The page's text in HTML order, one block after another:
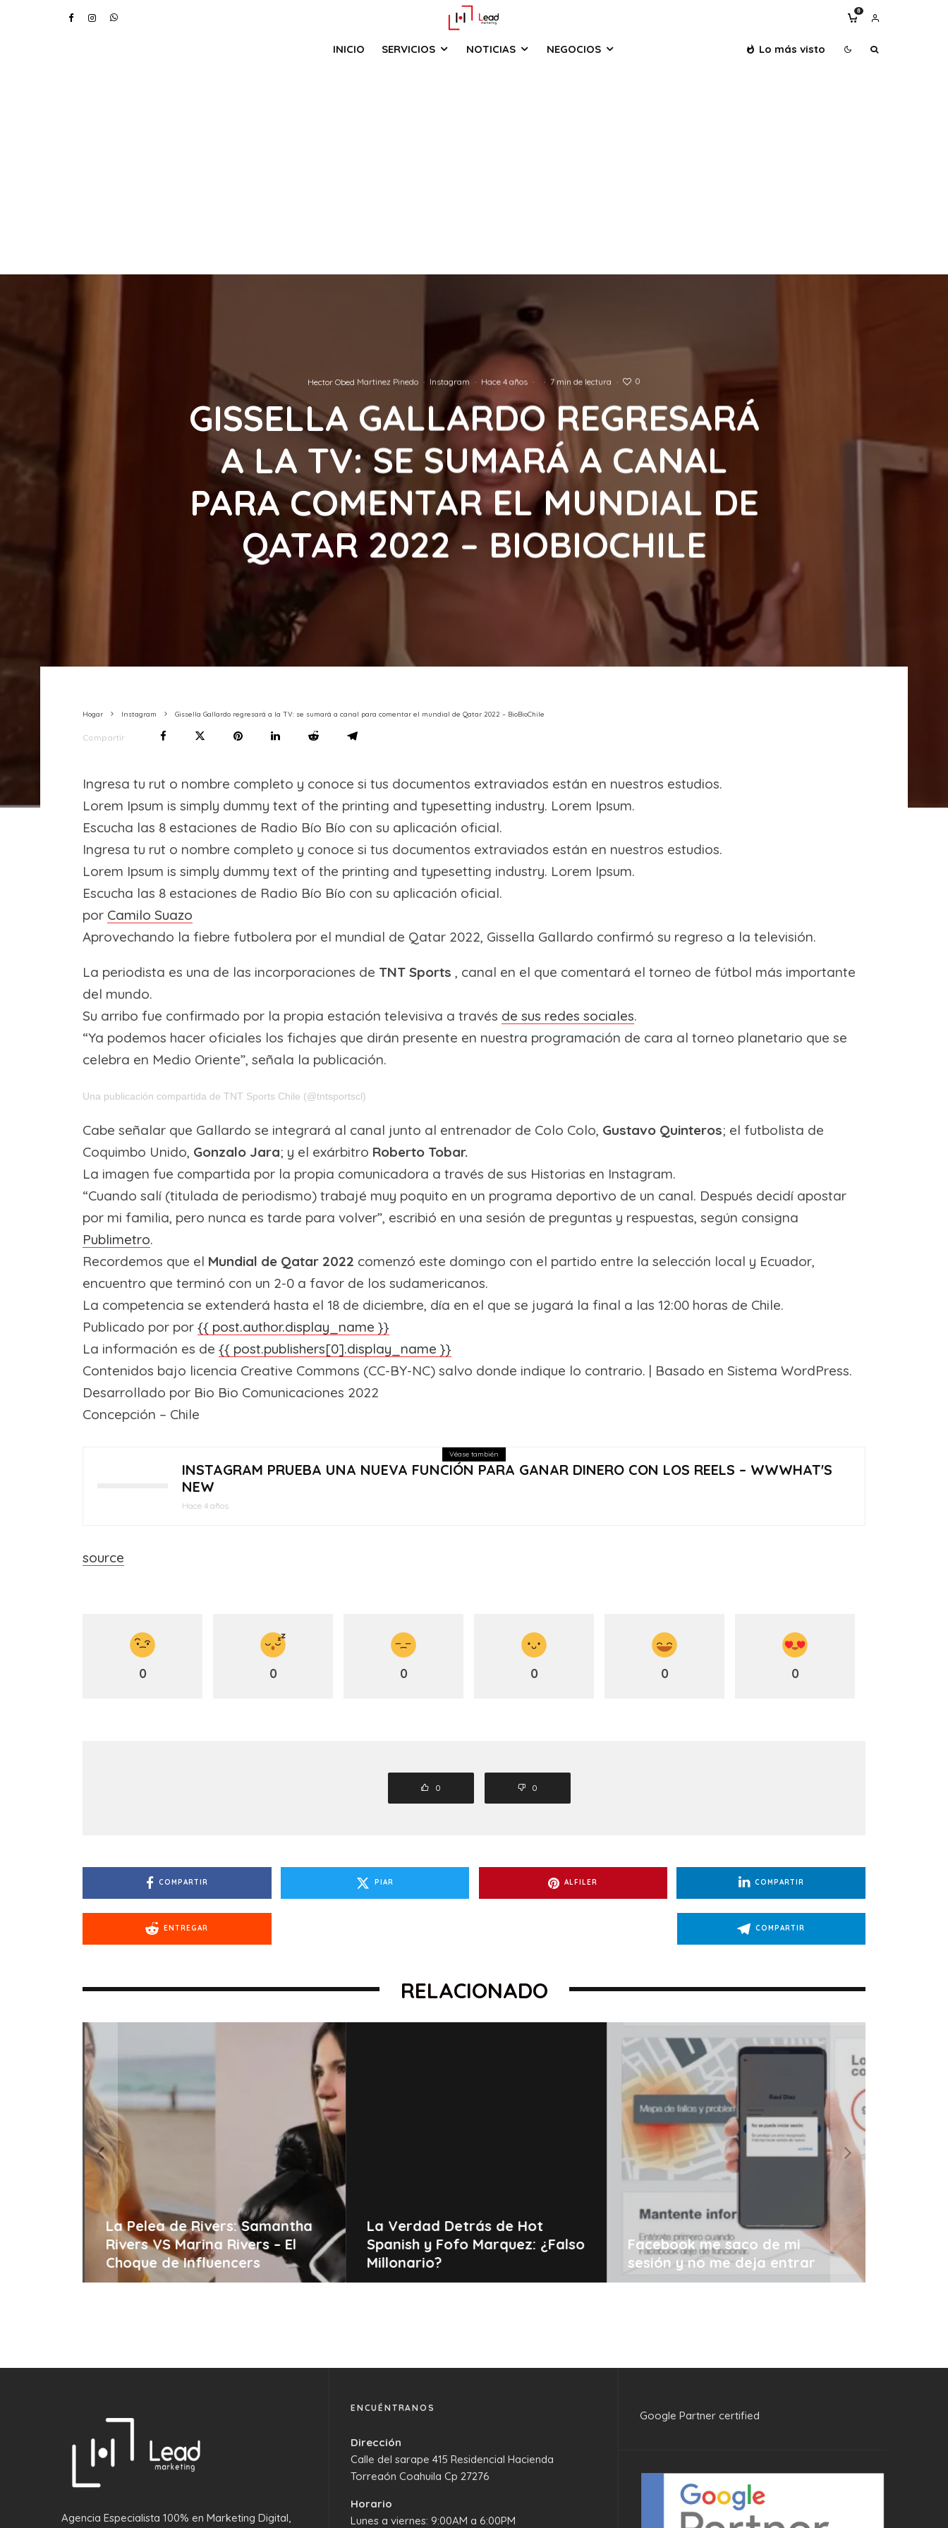
0
INICIO SERVICIOS NOTICIAS NEGOCIOS Lo más visto
Hector Obed Martinez Pinedo · Instagram · Hace 4 años · · 7 min de lectura · 0
GISSELLA GALLARDO REGRESARÁ
A LA TV: SE SUMARÁ A CANAL
PARA COMENTAR EL MUNDIAL DE
QATAR 2022 – BIOBIOCHILE
Hogar Instagram Gissella Gallardo regresará a la TV: se sumará a canal para comentar el mundial de Qatar 2022 – BioBioChile
Compartir
Ingresa tu rut o nombre completo y conoce si tus documentos extraviados están en nuestros estudios.
Lorem Ipsum is simply dummy text of the printing and typesetting industry. Lorem Ipsum.
Escucha las 8 estaciones de Radio Bío Bío con su aplicación oficial.
Ingresa tu rut o nombre completo y conoce si tus documentos extraviados están en nuestros estudios.
Lorem Ipsum is simply dummy text of the printing and typesetting industry. Lorem Ipsum.
Escucha las 8 estaciones de Radio Bío Bío con su aplicación oficial.
por Camilo Suazo
Aprovechando la fiebre futbolera por el mundial de Qatar 2022, Gissella Gallardo confirmó su regreso a la televisión.
La periodista es una de las incorporaciones de TNT Sports , canal en el que comentará el torneo de fútbol más importante
del mundo.
Su arribo fue confirmado por la propia estación televisiva a través de sus redes sociales.
“Ya podemos hacer oficiales los fichajes que dirán presente en nuestra programación de cara al torneo planetario que se
celebra en Medio Oriente”, señala la publicación.
Una publicación compartida de TNT Sports Chile (@tntsportscl)
Cabe señalar que Gallardo se integrará al canal junto al entrenador de Colo Colo, Gustavo Quinteros; el futbolista de
Coquimbo Unido, Gonzalo Jara; y el exárbitro Roberto Tobar.
La imagen fue compartida por la propia comunicadora a través de sus Historias en Instagram.
“Cuando salí (titulada de periodismo) trabajé muy poquito en un programa deportivo de un canal. Después decidí apostar
por mi familia, pero nunca es tarde para volver”, escribió en una sesión de preguntas y respuestas, según consigna
Publimetro.
Recordemos que el Mundial de Qatar 2022 comenzó este domingo con el partido entre la selección local y Ecuador,
encuentro que terminó con un 2-0 a favor de los sudamericanos.
La competencia se extenderá hasta el 18 de diciembre, día en el que se jugará la final a las 12:00 horas de Chile.
Publicado por por {{ post.author.display_name }}
La información es de {{ post.publishers[0].display_name }}
Contenidos bajo licencia Creative Commons (CC-BY-NC) salvo donde indique lo contrario. | Basado en Sistema WordPress.
Desarrollado por Bio Bio Comunicaciones 2022
Concepción – Chile
Véase también
INSTAGRAM PRUEBA UNA NUEVA FUNCIÓN PARA GANAR DINERO CON LOS REELS – WWWHAT'S
NEW
Hace 4 años
source
0 0 0 0 0 0
0 0
COMPARTIR PIAR ALFILER COMPARTIR
ENTREGAR COMPARTIR
RELACIONADO
Facebook me saco de mi
sesión y no me deja entrar
La Pelea de Rivers: Samantha
Rivers VS Marina Rivers – El
Choque de Influencers
La Verdad Detrás de Hot
Spanish y Fofo Marquez: ¿Falso
Millonario?
Agencia Especialista 100% en Marketing Digital,
ENCUÉNTRANOS
Dirección
Calle del sarape 415 Residencial Hacienda
Torreaón Coahuila Cp 27276
Horario
Lunes a viernes: 9:00AM a 6:00PM
Google Partner certified